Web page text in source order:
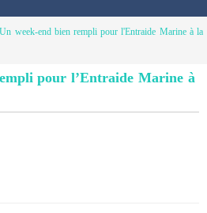
Un week-end bien rempli pour l'Entraide Marine à la
pour l’Entraide Marine à